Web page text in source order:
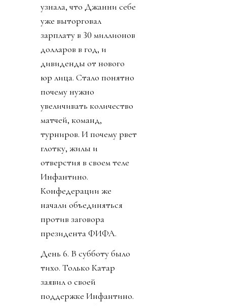
узнала, что Джанни себе
уже выторговал
зарплату в 30 миллионов
долларов в год, и
дивиденды от нового
юр лица. Стало понятно
почему нужно
увеличивать количество
матчей, команд,
турниров. И почему рвет
глотку, жилы и
отверстия в своем теле
Инфантино.
Конфедерации же
начали объединяться
против заговора
президента ФИФА.
День 6. В субботу было
тихо. Только Катар
заявил о своей
поддержке Инфантино.